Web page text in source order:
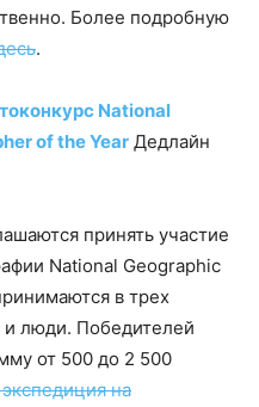
Более подробную
.
National
of the Year Дедлайн
принять участие
National Geographic
в трех
и люди. Победителей
от 500 до 2 500
на